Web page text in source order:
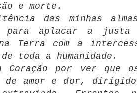
e morte.
das minhas
aplacar a justa
Terra com a
de toda a humanidade.
por ver que os
de amor e dor,